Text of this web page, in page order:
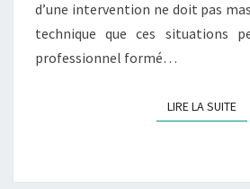
E
L
N
O
d’une intervention ne doit pas
technique que ces situations
professionnel formé…
LIRE LA SUITE